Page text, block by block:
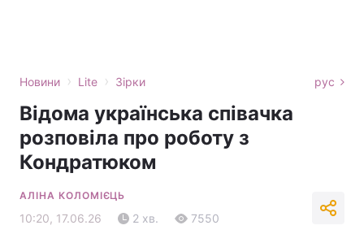
Новини › Lite › Зірки рус
Відома українська співачка
розповіла про роботу з
Кондратюком
АЛІНА КОЛОМІЄЦЬ
10:20, 17.06.26 2 хв. 7550